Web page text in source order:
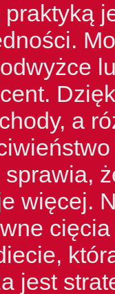
praktyką
a
sprawia,
więcej.
jest